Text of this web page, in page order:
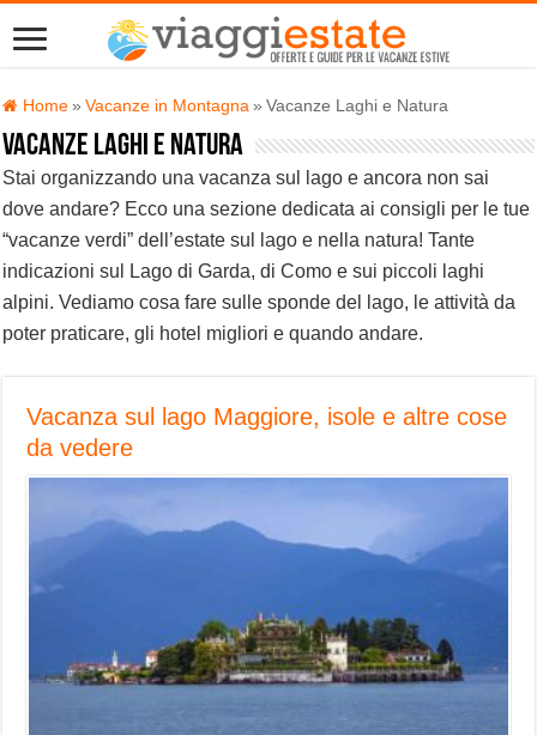
Home » Vacanze in Montagna » Vacanze Laghi e Natura
Vacanze Laghi e Natura
Stai organizzando una vacanza sul lago e ancora non sai
dove andare? Ecco una sezione dedicata ai consigli per le tue
“vacanze verdi” dell’estate sul lago e nella natura! Tante
indicazioni sul Lago di Garda, di Como e sui piccoli laghi
alpini. Vediamo cosa fare sulle sponde del lago, le attività da
poter praticare, gli hotel migliori e quando andare.
Vacanza sul lago Maggiore, isole e altre cose
da vedere